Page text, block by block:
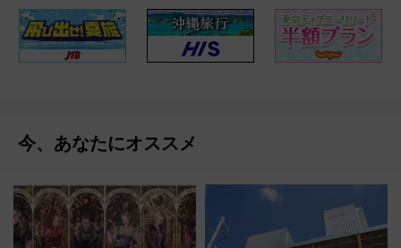
今、あなたにオススメ